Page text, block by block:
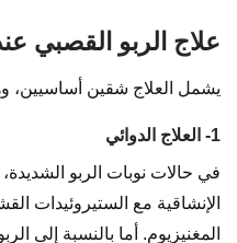
علاج الربو القصبي
يشمل العلاج شقين أساسيين،
1- العلاج الدوائي
في حالات نوبات الربو
الإنشاقية مع الستيروئيدات
المغنيزيوم. أما بالنسبة إلى